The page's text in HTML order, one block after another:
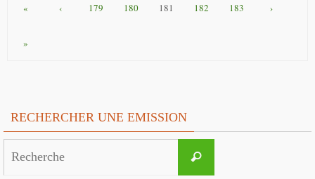
« ‹ 179 180 181 182 183 ›
»
RECHERCHER UNE EMISSION
Recherche